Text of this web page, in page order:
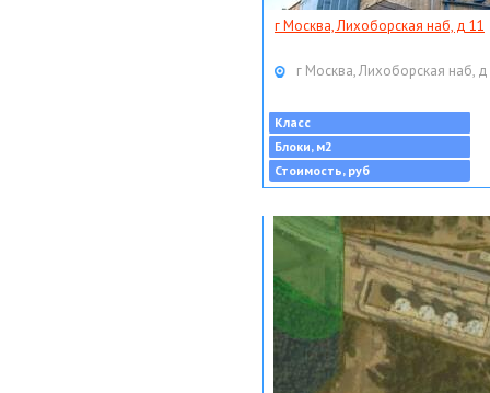
г Москва, Лихоборская наб, д 11
г Москва, Лихоборская наб,
Класс
Блоки, м2
Стоимость, руб